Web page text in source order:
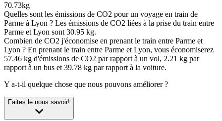
70.73kg
Quelles sont les émissions de CO2 pour un voyage en train de
Parme à Lyon ? Les émissions de CO2 liées à la prise du train entre
Parme et Lyon sont 30.95 kg.
Combien de CO2 j'économise en prenant le train entre Parme et
Lyon ? En prenant le train entre Parme et Lyon, vous économiserez
57.46 kg d'émissions de CO2 par rapport à un vol, 2.21 kg par
rapport à un bus et 39.78 kg par rapport à la voiture.
Y a-t-il quelque chose que nous pouvons améliorer ?
Faites le nous savoir!